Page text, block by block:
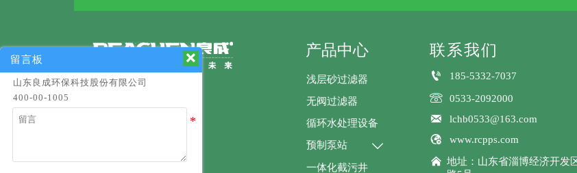
产品中心
浅层砂过滤器
无阀过滤器
循环水处理设备
预制泵站

一体化截污井
联系我们
 185-5332-7037
 0533-2092000
 lchb0533@163.com
 www.rcpps.com
 地址：山东省淄博经济开发

留言板
山东良成环保科技股份有限公司
400-00-1005